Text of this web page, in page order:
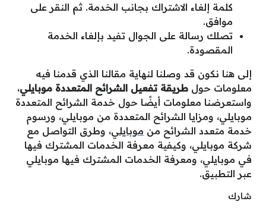
كلمة إلغاء الاشتراك بجانب الخدمة. ثم النقر على
موافق.
تصلك رسالة على الجوال تفيد بإلغاء الخدمة
المقصودة.
إلى هنا نكون قد وصلنا لنهاية مقالنا الذي قدمنا فيه
معلومات حول طريقة تفعيل الشرائح المتعددة موبايلي،
واستعرضنا معلومات أيضًا حول خدمة الشرائح المتعددة
موبايلي، ومزايا الشرائح المتعددة من موبايلي، ورسوم
خدمة متعدد الشرائح من موبايلي، وطرق التواصل مع
شركة موبايلي، وكيفية معرفة الخدمات المشترك فيها
في موبايلي، ومعرفة الخدمات المشترك فيها موبايلي
عبر التطبيق.
شارك